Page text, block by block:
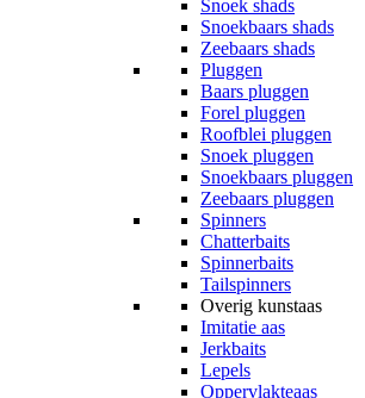
Snoek shads
Snoekbaars shads
Zeebaars shads
Pluggen
Baars pluggen
Forel pluggen
Roofblei pluggen
Snoek pluggen
Snoekbaars pluggen
Zeebaars pluggen
Spinners
Chatterbaits
Spinnerbaits
Tailspinners
Overig kunstaas
Imitatie aas
Jerkbaits
Lepels
Oppervlakteaas